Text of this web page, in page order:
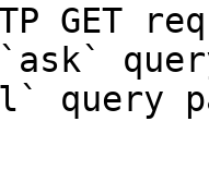
GET
query